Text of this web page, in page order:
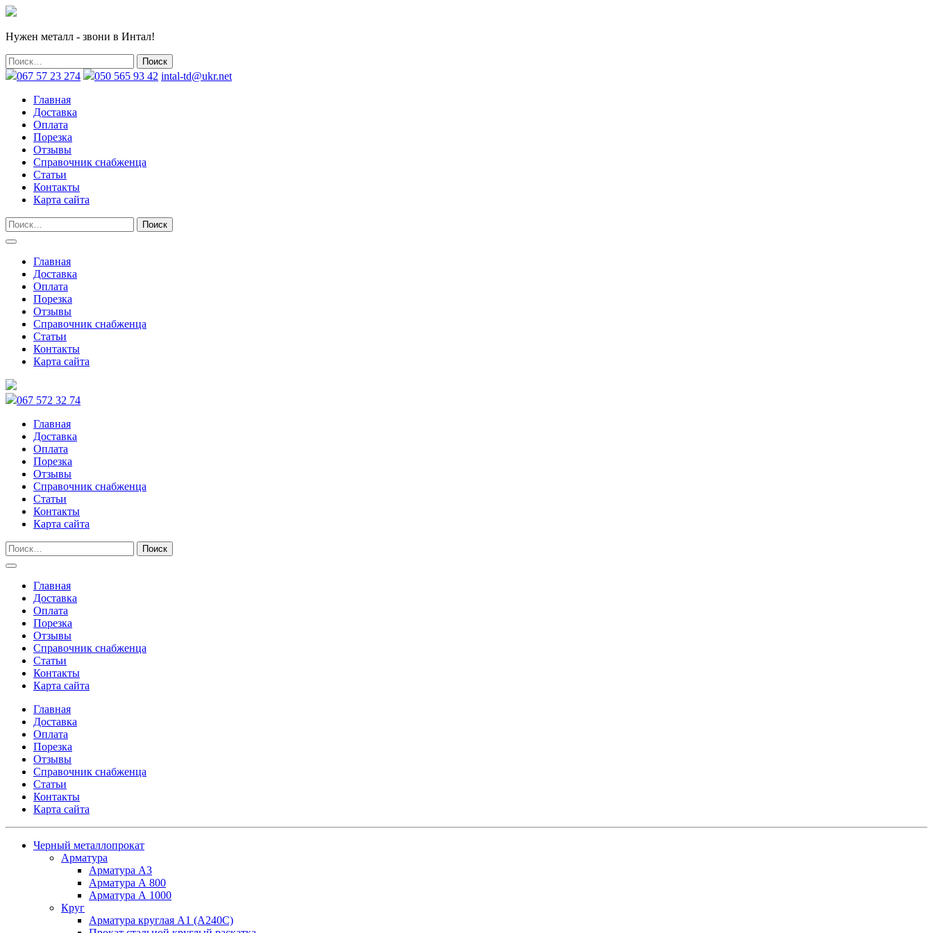
Нужен металл - звони в Интал!
067 57 23 274 050 565 93 42 intal-td@ukr.net
Главная
Доставка
Оплата
Порезка
Отзывы
Справочник снабженца
Статьи
Контакты
Карта сайта
Главная
Доставка
Оплата
Порезка
Отзывы
Справочник снабженца
Статьи
Контакты
Карта сайта
067 572 32 74
Главная
Доставка
Оплата
Порезка
Отзывы
Справочник снабженца
Статьи
Контакты
Карта сайта
Главная
Доставка
Оплата
Порезка
Отзывы
Справочник снабженца
Статьи
Контакты
Карта сайта
Главная
Доставка
Оплата
Порезка
Отзывы
Справочник снабженца
Статьи
Контакты
Карта сайта
Черный металлопрокат
Арматура
Арматура А3
Арматура А 800
Арматура А 1000
Круг
Арматура круглая А1 (А240C)